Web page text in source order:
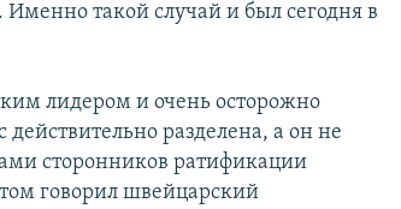
такой случай и был сегодня в
лидером и очень осторожно
разделена, а он не
сторонников ратификации
говорил швейцарский